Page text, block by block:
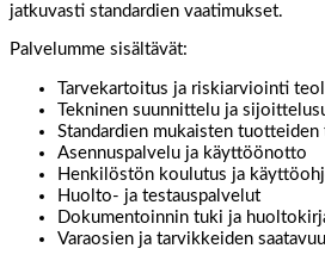
jatkuvasti standardien vaatimukset.
Palvelumme sisältävät:
Tarvekartoitus ja riskiarviointi
Tekninen suunnittelu ja
Standardien mukaisten
Asennuspalvelu ja käyttöönotto
Henkilöstön koulutus ja
Huolto- ja testauspalvelut
Dokumentoinnin tuki ja
Varaosien ja tarvikkeiden